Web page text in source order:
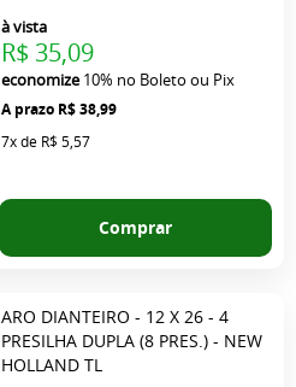
R$ 38,99
à vista
R$ 35,09
economize10% no Boleto ou Pix
7xde R$ 5,57
Comprar
ARO DIANTEIRO - 12 X 26 - 4
PRESILHA DUPLA (8 PRES.) - NEW
HOLLAND TL